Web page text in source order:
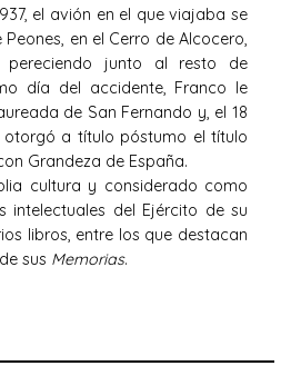
el avión en el que viajaba se
en el Cerro de Alcocero,
pereciendo junto al resto de
día del accidente, Franco le
de San Fernando y, el 18
otorgó a título póstumo el título
Grandeza de España.
cultura y considerado como
intelectuales del Ejército de su
libros, entre los que destacan
sus Memorias.